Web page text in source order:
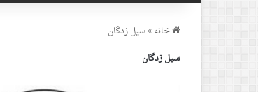
خانه»سیل زدگان
سیل زدگان